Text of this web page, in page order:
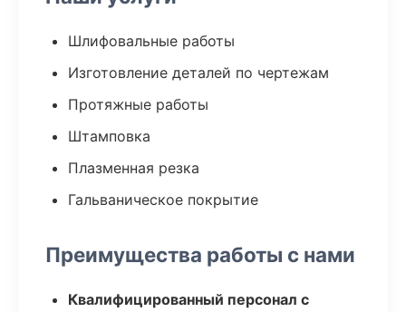
Шлифовальные работы
Изготовление деталей по чертежам
Протяжные работы
Штамповка
Плазменная резка
Гальваническое покрытие
Преимущества работы с нами
Квалифицированный персонал с